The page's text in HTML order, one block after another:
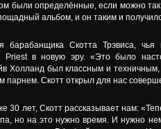
были определённые, если можно
альбом, и он таким и
барабанщика Скотта Трэвиса,
Priest в новую эру. «Это было
Холланд был классным и техничным,
парнем. Скотт открыл для нас
30 лет, Скотт рассказывает нам:
но на это нужно время. И нужно